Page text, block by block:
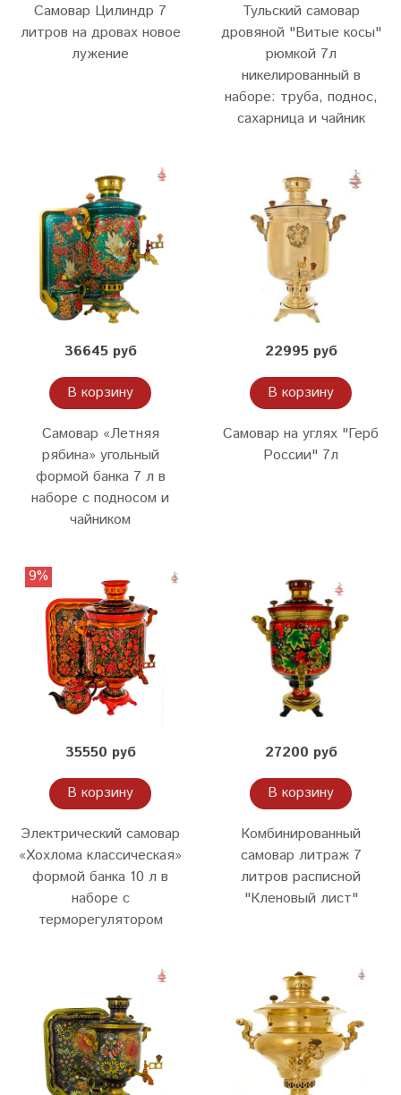
Самовар Цилиндр 7
литров на дровах новое
лужение
Тульский самовар
дровяной "Витые косы"
рюмкой 7л
никелированный в
наборе: труба, поднос,
сахарница и чайник
36645 руб
В корзину
Самовар «Летняя
рябина» угольный
формой банка 7 л в
наборе с подносом и
чайником
22995 руб
В корзину
Самовар на углях "Герб
России" 7л
9%
35550 руб
В корзину
Электрический самовар
«Хохлома классическая»
формой банка 10 л в
наборе с
терморегулятором
27200 руб
В корзину
Комбинированный
самовар литраж 7
литров расписной
"Кленовый лист"